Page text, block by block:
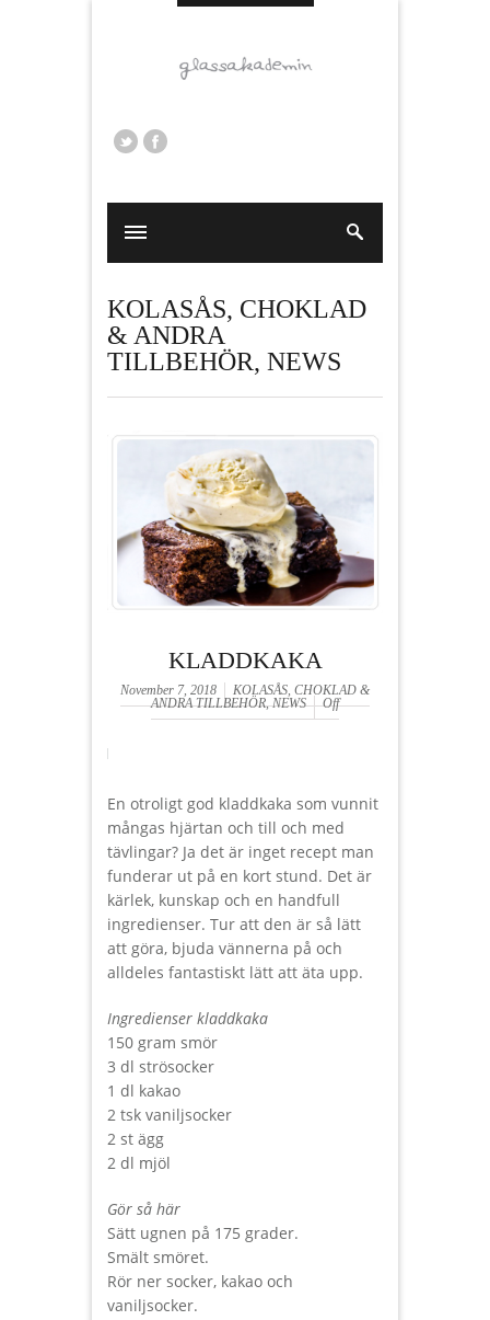
KOLASÅS, CHOKLAD
& ANDRA
TILLBEHÖR, NEWS
KLADDKAKA
November 7, 2018
KOLASÅS, CHOKLAD &
ANDRA TILLBEHÖR,NEWS Off
En otroligt god kladdkaka som vunnit
mångas hjärtan och till och med
tävlingar? Ja det är inget recept man
funderar ut på en kort stund. Det är
kärlek, kunskap och en handfull
ingredienser. Tur att den är så lätt
att göra, bjuda vännerna på och
alldeles fantastiskt lätt att äta upp.
Ingredienser kladdkaka
150 gram smör
3 dl strösocker
1 dl kakao
2 tsk vaniljsocker
2 st ägg
2 dl mjöl
Gör så här
Sätt ugnen på 175 grader.
Smält smöret.
Rör ner socker, kakao och
vaniljsocker.